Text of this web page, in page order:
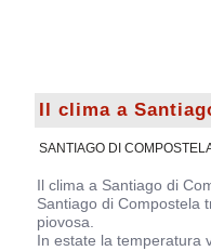
Il clima a
SANTIAGO DI
Il clima a Santiago di
Santiago di Compostela
piovosa.
In estate la temperatura